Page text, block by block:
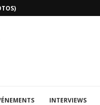
INTERVIEWS